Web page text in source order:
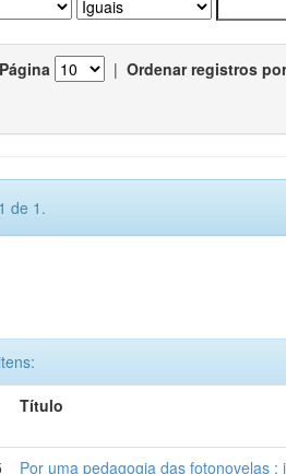
| Ordenar registros por
de 1.
Título
Por uma pedagogia das fotonovelas